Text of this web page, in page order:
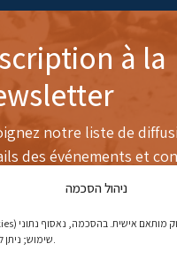
ניהול הסכמה
שימוש; ניתן לנהל או למשוך הסכמה בכל עת.
à la
notre liste de
des événements et